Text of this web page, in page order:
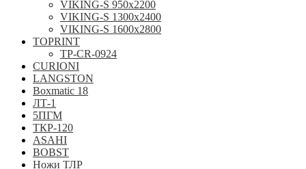
VIKING-S 950х2200
VIKING-S 1300x2400
VIKING-S 1600x2800
TOPRINT
TP-CR-0924
CURIONI
LANGSTON
Boxmatic 18
ЛТ-1
5ПГМ
ТКР-120
ASAHI
BOBST
Ножи ТЛР